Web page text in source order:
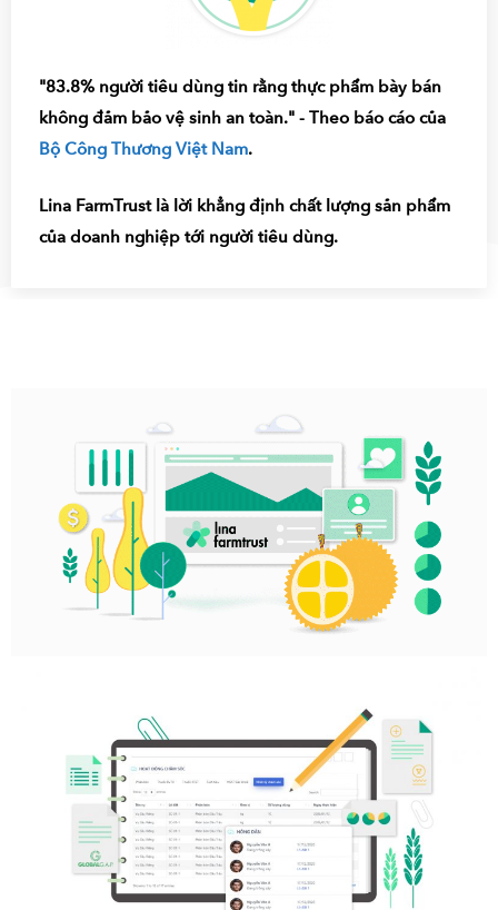
"83.8% người tiêu dùng tin rằng thực phẩm bày bán
không đảm bảo vệ sinh an toàn." - Theo báo cáo của
Bộ Công Thương Việt Nam.
Lina FarmTrust là lời khẳng định chất lượng sản phẩm
của doanh nghiệp tới người tiêu dùng.